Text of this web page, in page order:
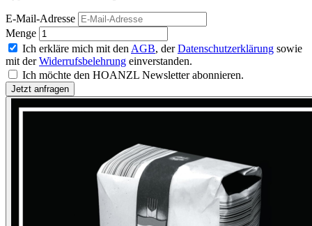
E-Mail-Adresse
Menge
Ich erkläre mich mit den AGB, derDatenschutzerklärung sowie
mit derWiderrufsbelehrung einverstanden.
Ich möchte den HOANZL Newsletter abonnieren.